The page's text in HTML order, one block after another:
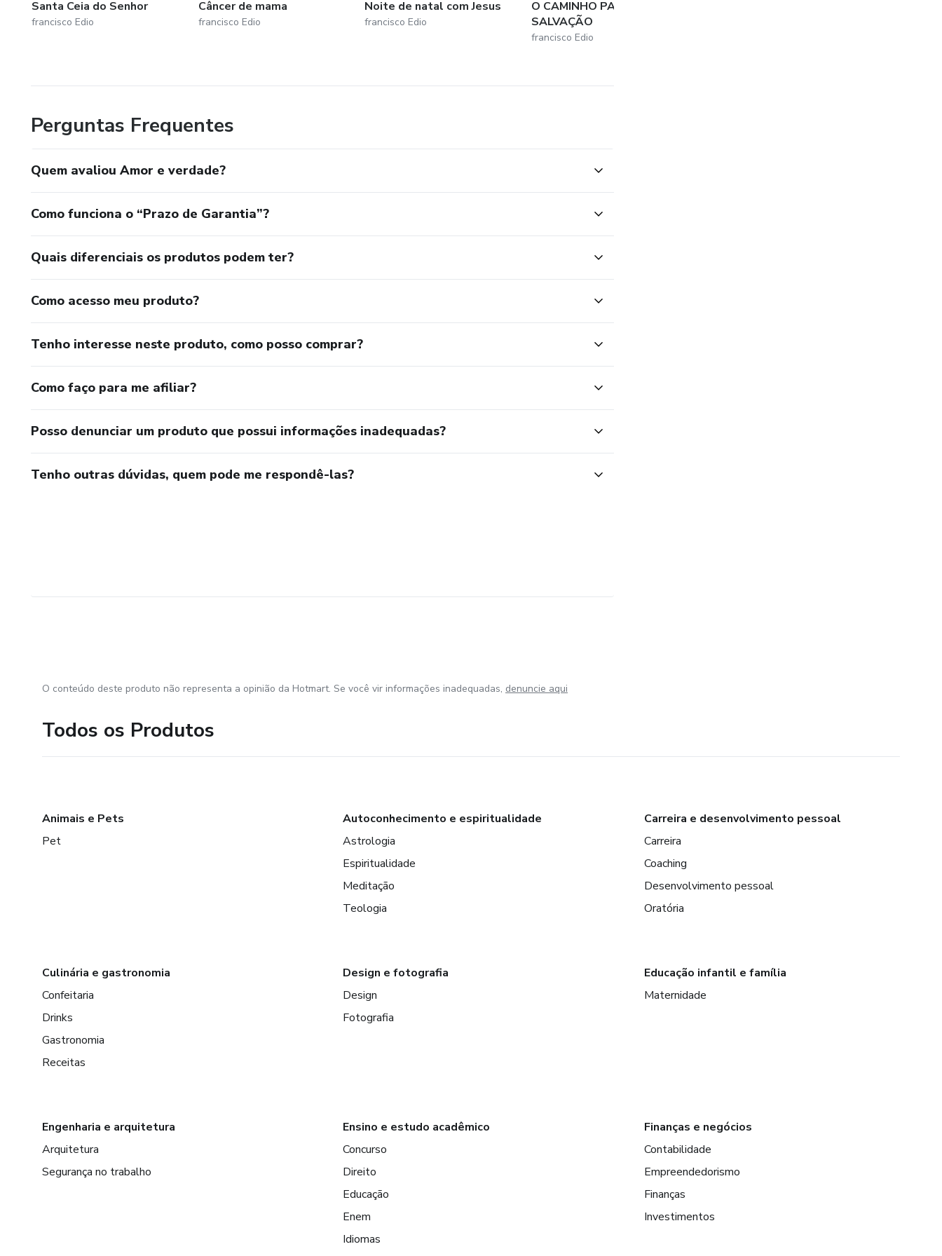
Santa Ceia do Senhor
francisco Edio
Câncer de mama
francisco Edio
Noite de natal com Jesus
francisco Edio
O CAMINHO PARA
SALVAÇÃO
francisco Edio
Perguntas Frequentes
Quem avaliou Amor e verdade?
Como funciona o “Prazo de Garantia”?
Quais diferenciais os produtos podem ter?
Como acesso meu produto?
Tenho interesse neste produto, como posso comprar?
Como faço para me afiliar?
Posso denunciar um produto que possui informações inadequadas?
Tenho outras dúvidas, quem pode me respondê-las?
O conteúdo deste produto não representa a opinião da Hotmart. Se você vir informações inadequadas, denuncie aqui
Todos os Produtos
Animais e Pets
Pet
Autoconhecimento e espiritualidade
Astrologia
Espiritualidade
Meditação
Teologia
Carreira e desenvolvimento pessoal
Carreira
Coaching
Desenvolvimento pessoal
Oratória
Culinária e gastronomia
Confeitaria
Drinks
Gastronomia
Receitas
Design e fotografia
Design
Fotografia
Educação infantil e família
Maternidade
Engenharia e arquitetura
Arquitetura
Segurança no trabalho
Ensino e estudo acadêmico
Concurso
Direito
Educação
Enem
Idiomas
Finanças e negócios
Contabilidade
Empreendedorismo
Finanças
Investimentos